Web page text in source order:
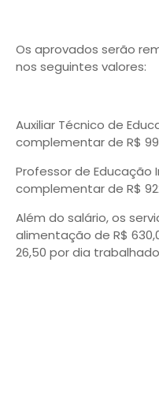
Os aprovados serão
nos seguintes valores:
Auxiliar Técnico de
complementar de R$
Professor de Educação
complementar de R$
Além do salário, os
alimentação de R$
26,50 por dia